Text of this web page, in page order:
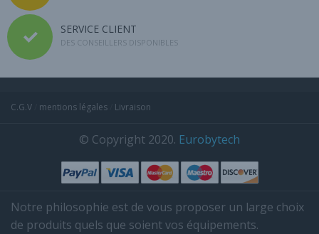
SERVICE CLIENT
DES CONSEILLERS DISPONIBLES
C.G.V mentions légales Livraison
© Copyright 2020. Eurobytech
Notre philosophie est de vous proposer un large choix
de produits quels que soient vos équipements.